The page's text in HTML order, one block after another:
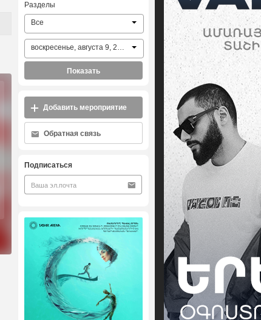
Разделы
Все
воскресенье, августа 9, 2026
Показать
Добавить мероприятие
Обратная связь
Подписаться